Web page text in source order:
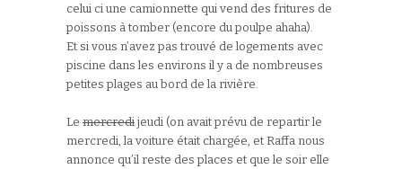
celui ci une camionnette qui vend des fritures de
poissons à tomber (encore du poulpe ahaha).
Et si vous n’avez pas trouvé de logements avec
piscine dans les environs il y a de nombreuses
petites plages au bord de la rivière.
Le mercredi jeudi (on avait prévu de repartir le
mercredi, la voiture était chargée, et Raffa nous
annonce qu’il reste des places et que le soir elle